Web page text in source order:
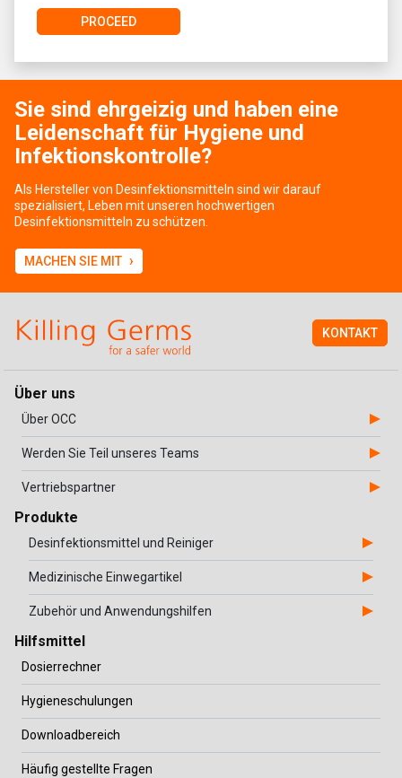
PROCEED
Sie sind ehrgeizig und haben eine
Leidenschaft für Hygiene und
Infektionskontrolle?
Als Hersteller von Desinfektionsmitteln sind wir darauf
spezialisiert, Leben mit unseren hochwertigen
Desinfektionsmitteln zu schützen.
MACHEN SIE MIT ›
KONTAKT
Über uns
Über OCC
Werden Sie Teil unseres Teams
Vertriebspartner
Produkte
Desinfektionsmittel und Reiniger
Medizinische Einwegartikel
Zubehör und Anwendungshilfen
Hilfsmittel
Dosierrechner
Hygieneschulungen
Downloadbereich
Häufig gestellte Fragen